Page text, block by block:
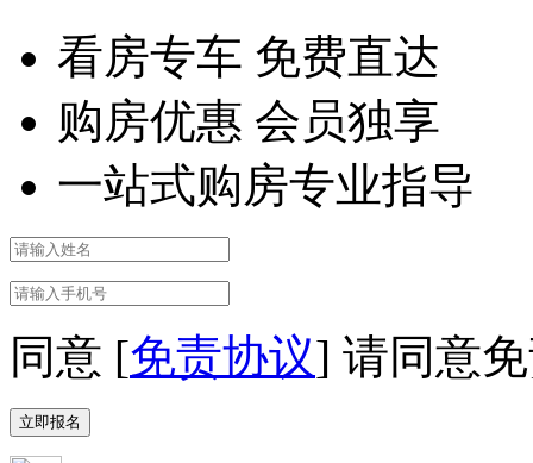
看房专车 免费直达
购房优惠 会员独享
一站式购房专业指导
同意 [免责协议] 请同意